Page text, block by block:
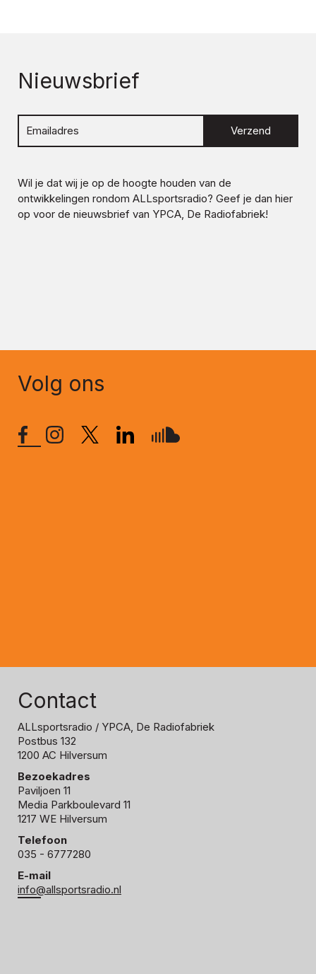
Nieuwsbrief
Verzend
Wil je dat wij je op de hoogte houden van de
ontwikkelingen rondom ALLsportsradio? Geef je dan hier
op voor de nieuwsbrief van YPCA, De Radiofabriek!
Volg ons
Contact
ALLsportsradio / YPCA, De Radiofabriek
Postbus 132
1200 AC Hilversum
Bezoekadres
Paviljoen 11
Media Parkboulevard 11
1217 WE Hilversum
Telefoon
035 - 6777280
E-mail
info@allsportsradio.nl